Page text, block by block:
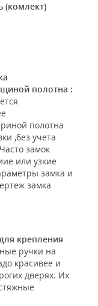
(комлект)
полотна :
полотна
,без учета
замок
или узкие
замка и
замка
крепления
ручки на
красивее и
дверях. Их